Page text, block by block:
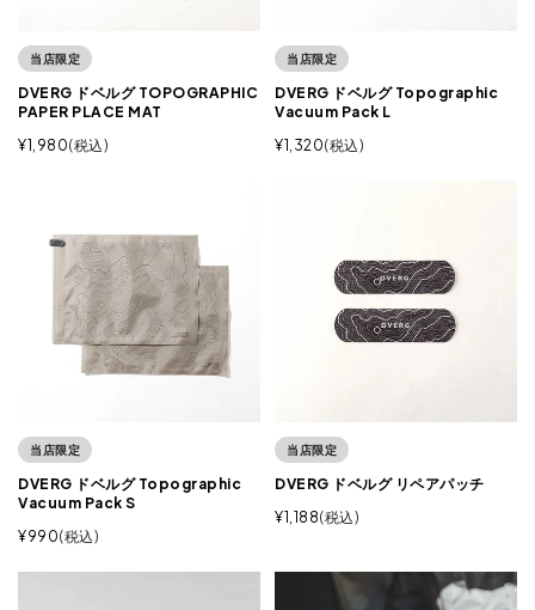
当店限定
DVERG ドベルグ TOPOGRAPHIC
PAPER PLACE MAT
¥1,980 税込
当店限定
DVERG ドベルグ Topographic
Vacuum Pack L
¥1,320 税込
当店限定
DVERG ドベルグ Topographic
Vacuum Pack S
¥990 税込
当店限定
DVERG ドベルグ リペアパッチ
¥1,188 税込